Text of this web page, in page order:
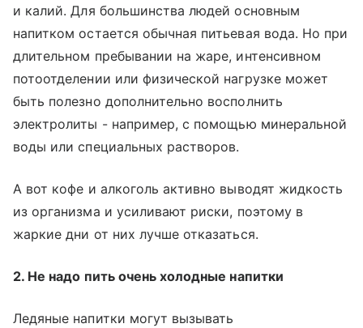
и калий. Для большинства людей основным
напитком остается обычная питьевая вода. Но при
длительном пребывании на жаре, интенсивном
потоотделении или физической нагрузке может
быть полезно дополнительно восполнить
электролиты - например, с помощью минеральной
воды или специальных растворов.
А вот кофе и алкоголь активно выводят жидкость
из организма и усиливают риски, поэтому в
жаркие дни от них лучше отказаться.
2. Не надо пить очень холодные напитки
Ледяные напитки могут вызывать